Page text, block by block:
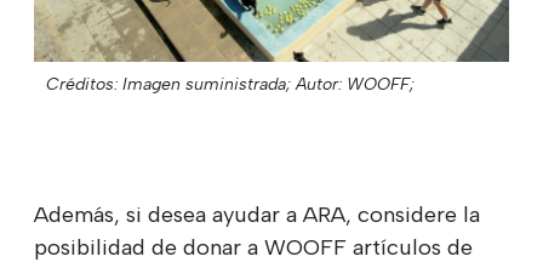
Créditos: Imagen suministrada; Autor: WOOFF;
Además, si desea ayudar a ARA, considere la
posibilidad de donar a WOOFF artículos de